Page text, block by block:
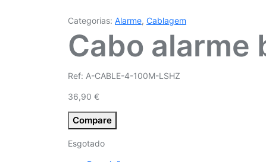
Categorias: Alarme, Cablagem
Cabo alarme
Ref: A-CABLE-4-100M-LSHZ
36,90 €
Compare
Esgotado